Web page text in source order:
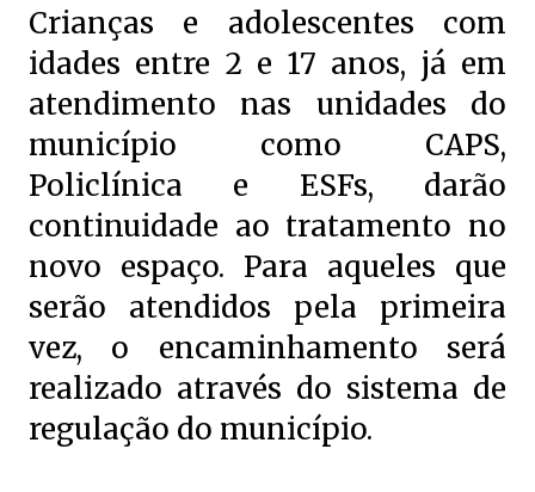
Crianças e adolescentes com
idades entre 2 e 17 anos, já em
atendimento nas unidades do
município como CAPS,
Policlínica e ESFs, darão
continuidade ao tratamento no
novo espaço. Para aqueles que
serão atendidos pela primeira
vez, o encaminhamento será
realizado através do sistema de
regulação do município.